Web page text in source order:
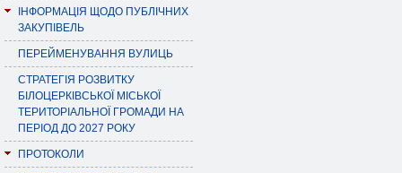
ІНФОРМАЦІЯ ЩОДО ПУБЛІЧНИХ
ЗАКУПІВЕЛЬ
ПЕРЕЙМЕНУВАННЯ ВУЛИЦЬ
СТРАТЕГІЯ РОЗВИТКУ
БІЛОЦЕРКІВСЬКОЇ МІСЬКОЇ
ТЕРИТОРІАЛЬНОЇ ГРОМАДИ НА
ПЕРІОД ДО 2027 РОКУ
ПРОТОКОЛИ